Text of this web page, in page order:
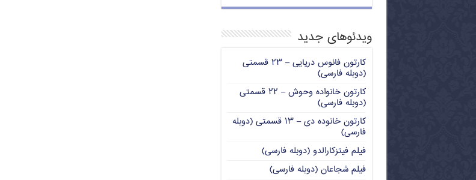
ویدئوهای جدید
کارتون فانوس دریایی – ۲۳ قسمتی
(دوبله فارسی)
کارتون خانواده وحوش – ۲۲ قسمتی
(دوبله فارسی)
کارتون خانوده دی – ۱۳ قسمتی (دوبله
فارسی)
فیلم فیتزکارالدو (دوبله فارسی)
فیلم شجاعان (دوبله فارسی)